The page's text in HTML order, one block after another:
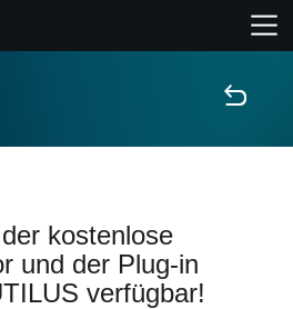
kostenlose
und der Plug-in
verfügbar!